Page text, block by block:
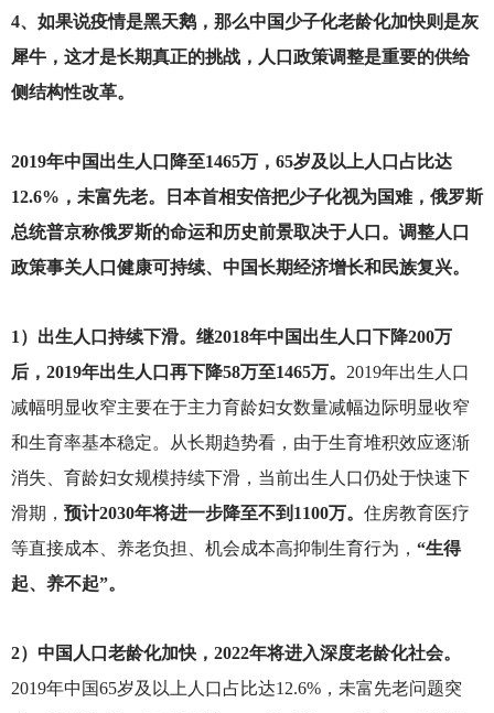
4、如果说疫情是黑天鹅，那么中国少子化老龄化加快则是灰
犀牛，这才是长期真正的挑战，人口政策调整是重要的供给
侧结构性改革。
2019年中国出生人口降至1465万，65岁及以上人口占比达
12.6%，未富先老。日本首相安倍把少子化视为国难，俄罗斯
总统普京称俄罗斯的命运和历史前景取决于人口。调整人口
政策事关人口健康可持续、中国长期经济增长和民族复兴。
1 ）出生人口持续下滑。继2018年中国出生人口下降200万
后，2019年出生人口再下降58万至1465万。 2019年出生人口
减幅明显收窄主要在于主力育龄妇女数量减幅边际明显收窄
和生育率基本稳定。从长期趋势看，由于生育堆积效应逐渐
消失、育龄妇女规模持续下滑，当前出生人口仍处于快速下
滑期， 预计2030年将进一步降至不到1100万。 住房教育医疗
等直接成本、养老负担、机会成本高抑制生育行为， “生得
起、养不起”。
2）中国人口老龄化加快，2022年将进入深度老龄化社会。
2019年中国65岁及以上人口占比达12.6%，未富先老问题突